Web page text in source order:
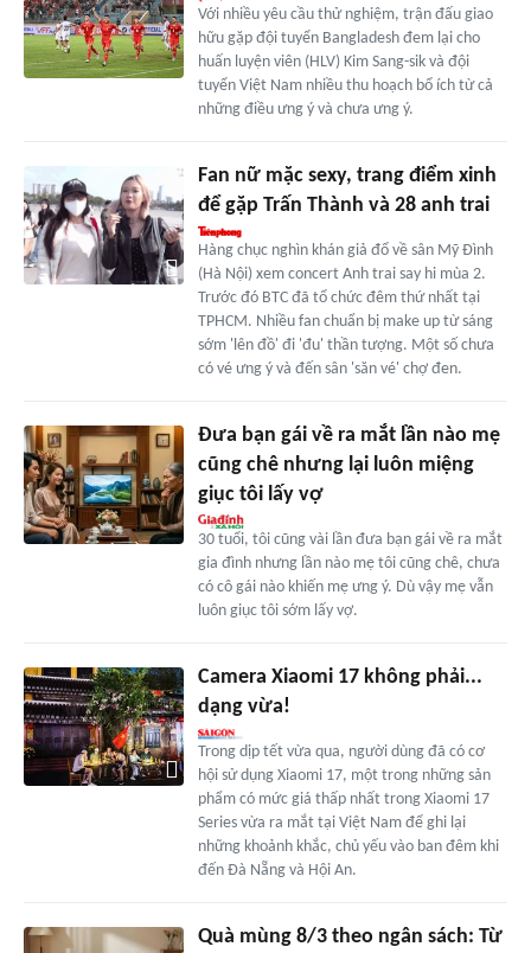
Với nhiều yêu cầu thử nghiệm, trận đấu giao
hữu gặp đội tuyển Bangladesh đem lại cho
huấn luyện viên (HLV) Kim Sang-sik và đội
tuyển Việt Nam nhiều thu hoạch bổ ích từ cả
những điều ưng ý và chưa ưng ý.
Fan nữ mặc sexy, trang điểm xinh
để gặp Trấn Thành và 28 anh trai
Hàng chục nghìn khán giả đổ về sân Mỹ Đình
(Hà Nội) xem concert Anh trai say hi mùa 2.
Trước đó BTC đã tổ chức đêm thứ nhất tại
TPHCM. Nhiều fan chuẩn bị make up từ sáng
sớm 'lên đồ' đi 'đu' thần tượng. Một số chưa
có vé ưng ý và đến sân 'săn vé' chợ đen.
Đưa bạn gái về ra mắt lần nào mẹ
cũng chê nhưng lại luôn miệng
giục tôi lấy vợ
30 tuổi, tôi cũng vài lần đưa bạn gái về ra mắt
gia đình nhưng lần nào mẹ tôi cũng chê, chưa
có cô gái nào khiến mẹ ưng ý. Dù vậy mẹ vẫn
luôn giục tôi sớm lấy vợ.
Camera Xiaomi 17 không phải...
dạng vừa!
Trong dịp tết vừa qua, người dùng đã có cơ
hội sử dụng Xiaomi 17, một trong những sản
phẩm có mức giá thấp nhất trong Xiaomi 17
Series vừa ra mắt tại Việt Nam để ghi lại
những khoảnh khắc, chủ yếu vào ban đêm khi
đến Đà Nẵng và Hội An.
Quà mùng 8/3 theo ngân sách: Từ